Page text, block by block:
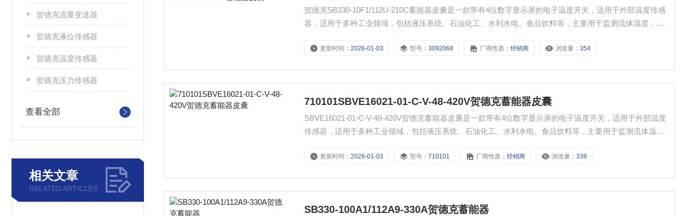
贺德克流量变送器
贺德克液位传感器
贺德克温度传感器
贺德克压力传感器
查看全部
相关文章
RELATED ARTICLES
贺德克SB330-10F1/112U-210C蓄能器皮囊是一款带有4位数字显示屏的电子温度开关，适用于外部温度传感
器，适用于多种工业领域，包括液压系统、石油化工、水利水电、食品饮料等，主要用于监测流体温度，确
更新时间：2026-01-03 型号：3092068 厂商性质：经销商 浏览量：354
710101SBVE16021-01-C-V-48-420V贺德克蓄能器皮囊
SBVE16021-01-C-V-48-420V贺德克蓄能器皮囊是一款带有4位数字显示屏的电子温度开关，适用于外部温度
传感器，适用于多种工业领域，包括液压系统、石油化工、水利水电、食品饮料等，主要用于监测流体温
更新时间：2026-01-03 型号：710101 厂商性质：经销商 浏览量：339
SB330-100A1/112A9-330A贺德克蓄能器